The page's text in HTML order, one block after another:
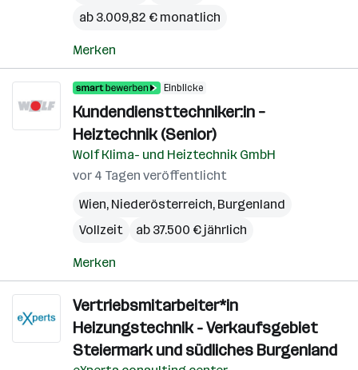
ab 3.009,82 € monatlich
Merken
Einblicke
Kundendiensttechniker:in –
Heiztechnik (Senior)
Wolf Klima- und Heiztechnik GmbH
vor 4 Tagen veröffentlicht
Wien, Niederösterreich, Burgenland
Vollzeit
ab 37.500 € jährlich
Merken
Vertriebsmitarbeiter*in
Heizungstechnik - Verkaufsgebiet
Steiermark und südliches Burgenland